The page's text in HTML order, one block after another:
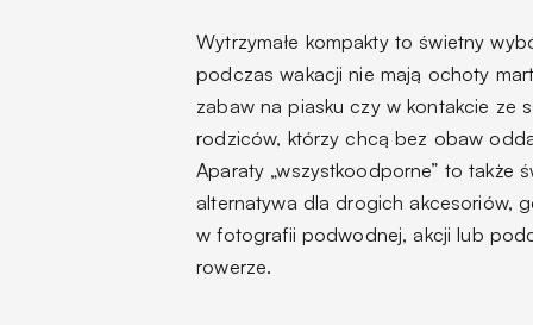
Wytrzymałe kompakty to świetny
podczas wakacji nie mają ochoty
zabaw na piasku czy w kontakcie ze
rodziców, którzy chcą bez obaw
Aparaty „wszystkoodporne” to także
alternatywa dla drogich akcesoriów,
w fotografii podwodnej, akcji lub
rowerze.